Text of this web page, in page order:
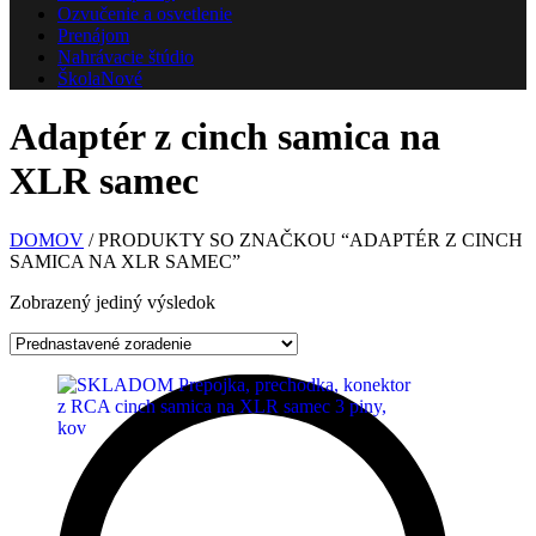
Ozvučenie a osvetlenie
Prenájom
Nahrávacie štúdio
ŠkolaNové
Adaptér z cinch samica na
XLR samec
DOMOV / PRODUKTY SO ZNAČKOU “ADAPTÉR Z CINCH
SAMICA NA XLR SAMEC”
Zobrazený jediný výsledok